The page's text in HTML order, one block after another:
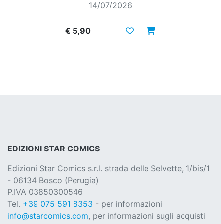
14/07/2026
€ 5,90
EDIZIONI STAR COMICS
Edizioni Star Comics s.r.l. strada delle Selvette, 1/bis/1
- 06134 Bosco (Perugia)
P.IVA 03850300546
Tel. +39 075 591 8353 - per informazioni
info@starcomics.com, per informazioni sugli acquisti